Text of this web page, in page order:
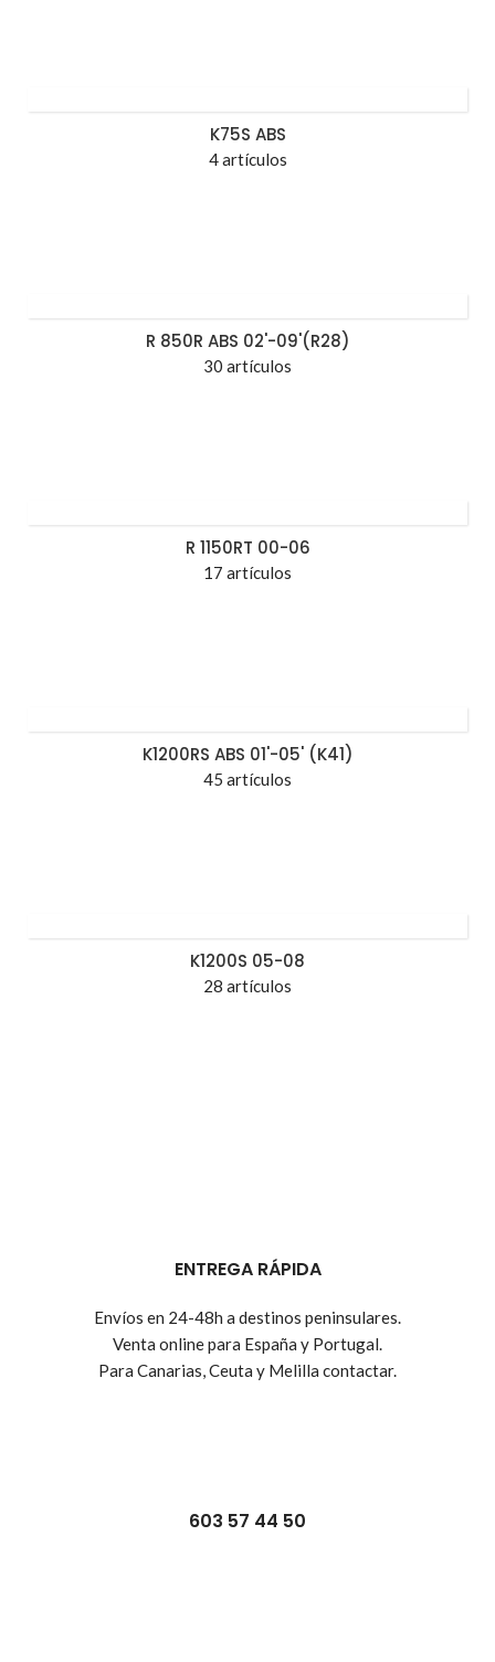
K75S ABS
4 artículos
R 850R ABS 02'-09'(R28)
30 artículos
R 1150RT 00-06
17 artículos
K1200RS ABS 01'-05' (K41)
45 artículos
K1200S 05-08
28 artículos
ENTREGA RÁPIDA
Envíos en 24-48h a destinos peninsulares.
Venta online para España y Portugal.
Para Canarias, Ceuta y Melilla contactar.
603 57 44 50